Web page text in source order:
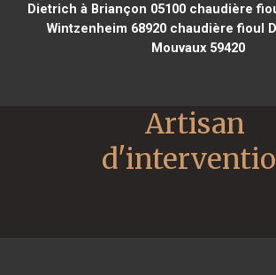
Dietrich à Briançon 05100 chaudière
Wintzenheim 68920 chaudière fioul
Mouvaux 59420
Artisan